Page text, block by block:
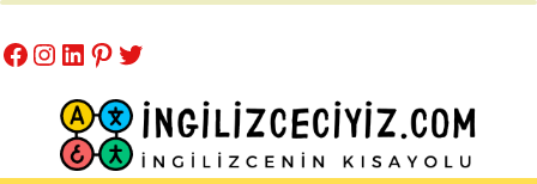
atla
Facebook
Instagram
LinkedIn
Pinterest
Twitter